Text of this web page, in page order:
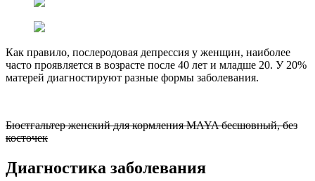
Как правило, послеродовая депрессия у женщин, наиболее
часто проявляется в возрасте после 40 лет и младше 20. У 20%
матерей диагностируют разные формы заболевания.
Бюстгальтер женский для кормления MAYA бесшовный, без
косточек
Диагностика заболевания